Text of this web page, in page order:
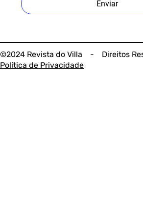
©2024 Revista do Villa - Direitos
Política de Privacidade
Enviar